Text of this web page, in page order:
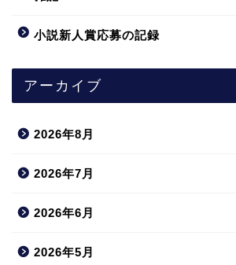
小説新人賞応募の記録
アーカイブ
2026年8月
2026年7月
2026年6月
2026年5月